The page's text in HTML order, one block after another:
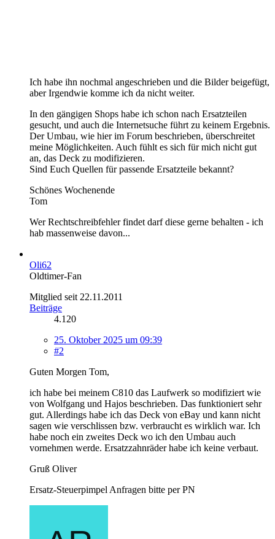
Ich habe ihn nochmal angeschrieben und die Bilder beigefügt,
aber Irgendwie komme ich da nicht weiter.
In den gängigen Shops habe ich schon nach Ersatzteilen
gesucht, und auch die Internetsuche führt zu keinem Ergebnis.
Der Umbau, wie hier im Forum beschrieben, überschreitet
meine Möglichkeiten. Auch fühlt es sich für mich nicht gut
an, das Deck zu modifizieren.
Sind Euch Quellen für passende Ersatzteile bekannt?
Schönes Wochenende
Tom
Wer Rechtschreibfehler findet darf diese gerne behalten - ich
hab massenweise davon...
Oli62
Oldtimer-Fan
Mitglied seit 22.11.2011
Beiträge
4.120
25. Oktober 2025 um 09:39
#2
Guten Morgen Tom,
ich habe bei meinem C810 das Laufwerk so modifiziert wie
von Wolfgang und Hajos beschrieben. Das funktioniert sehr
gut. Allerdings habe ich das Deck von eBay und kann nicht
sagen wie verschlissen bzw. verbraucht es wirklich war. Ich
habe noch ein zweites Deck wo ich den Umbau auch
vornehmen werde. Ersatzzahnräder habe ich keine verbaut.
Gruß Oliver
Ersatz-Steuerpimpel Anfragen bitte per PN